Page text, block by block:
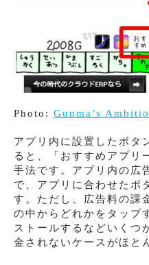
Photo: Gunma’s
アプリ内に設置したボタ
ると、「おすすめアプリ
手法です。アプリ内の広
で、アプリに合わせたボ
す。ただし、広告料の課
の中からどれかをタップ
ストールするなどいくつ
金されないケースがほと